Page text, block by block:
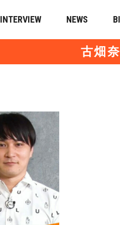
INTERVIEW NEWS
古畑